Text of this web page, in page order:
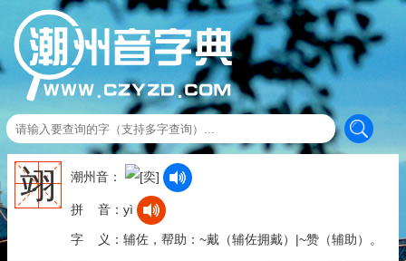
翊 潮州音：
拼 音：yì
字 义：辅佐，帮助：~戴（辅佐拥戴）|~赞（辅助）。